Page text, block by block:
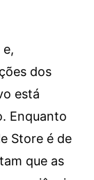
dos
está
Enquanto
Store é de
que as